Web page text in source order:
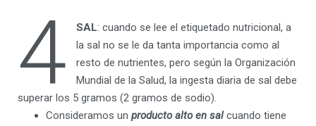
4 SAL: cuando se lee el etiquetado nutricional, a
la sal no se le da tanta importancia como al
resto de nutrientes, pero según la Organización
Mundial de la Salud, la ingesta diaria de sal debe
superar los 5 gramos (2 gramos de sodio).
Consideramos un producto alto en sal cuando tiene